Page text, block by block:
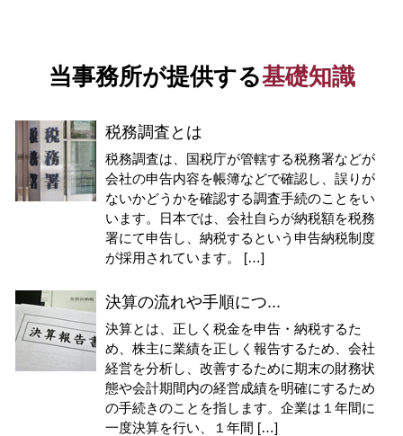
当事務所が提供する基礎知識
税務調査とは
税務調査は、国税庁が管轄する税務署などが
会社の申告内容を帳簿などで確認し、誤りが
ないかどうかを確認する調査手続のことをい
います。日本では、会社自らが納税額を税務
署にて申告し、納税するという申告納税制度
が採用されています。 […]
決算の流れや手順につ...
決算とは、正しく税金を申告・納税するた
め、株主に業績を正しく報告するため、会社
経営を分析し、改善するために期末の財務状
態や会計期間内の経営成績を明確にするため
の手続きのことを指します。企業は１年間に
一度決算を行い、１年間 […]